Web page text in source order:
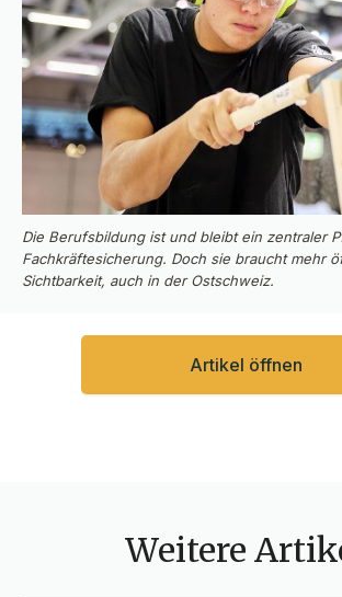
Die Berufsbildung ist und bleibt ein zentraler
Fachkräftesicherung. Doch sie braucht mehr
Sichtbarkeit, auch in der Ostschweiz.
Artikel öffnen
Weitere